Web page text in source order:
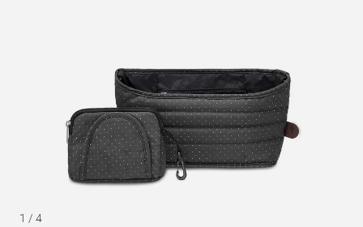
1 / 4